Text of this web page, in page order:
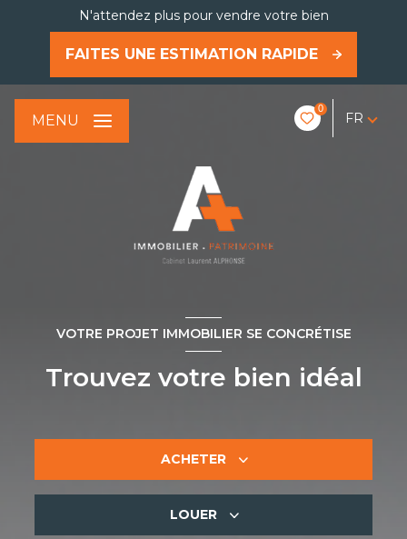
N'attendez plus pour vendre votre bien
FAITES UNE ESTIMATION RAPIDE
0
FR
MENU
VOTRE PROJET IMMOBILIER SE CONCRÉTISE
Trouvez votre bien idéal
ACHETER
LOUER